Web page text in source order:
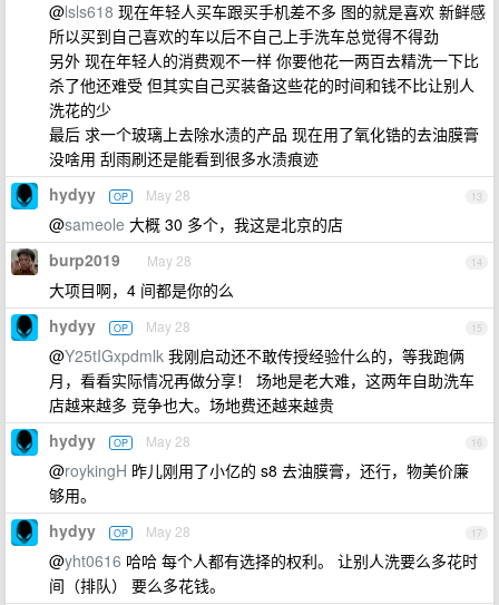
@lsls618 现在年轻人买车跟买手机差不多 图的就是喜欢 新鲜感
所以买到自己喜欢的车以后不自己上手洗车总觉得不得劲
另外 现在年轻人的消费观不一样 你要他花一两百去精洗一下比
杀了他还难受 但其实自己买装备这些花的时间和钱不比让别人
洗花的少
最后 求一个玻璃上去除水渍的产品 现在用了氧化锆的去油膜膏
没啥用 刮雨刷还是能看到很多水渍痕迹
13
hydyy OP May 28
@sameole 大概 30 多个，我这是北京的店
14
burp2019 May 28
大项目啊，4 间都是你的么
15
hydyy OP May 28
@Y25tIGxpdmlk 我刚启动还不敢传授经验什么的，等我跑俩
月，看看实际情况再做分享！ 场地是老大难，这两年自助洗车
店越来越多 竞争也大。场地费还越来越贵
16
hydyy OP May 28
@roykingH 昨儿刚用了小亿的 s8 去油膜膏，还行，物美价廉
够用。
17
hydyy OP May 28
@yht0616 哈哈 每个人都有选择的权利。 让别人洗要么多花时
间（排队） 要么多花钱。